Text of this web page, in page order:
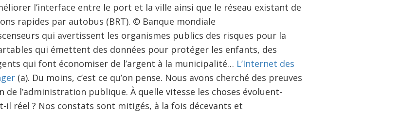
l’interface entre le port et la ville ainsi que le réseau existant de
rapides par autobus (BRT). © Banque mondiale
qui avertissent les organismes publics des risques pour la
qui émettent des données pour protéger les enfants, des
qui font économiser de l’argent à la municipalité… L’Internet des
(a). Du moins, c’est ce qu’on pense. Nous avons cherché des preuves
de l’administration publique. À quelle vitesse les choses évoluent-
il réel ? Nos constats sont mitigés, à la fois décevants et